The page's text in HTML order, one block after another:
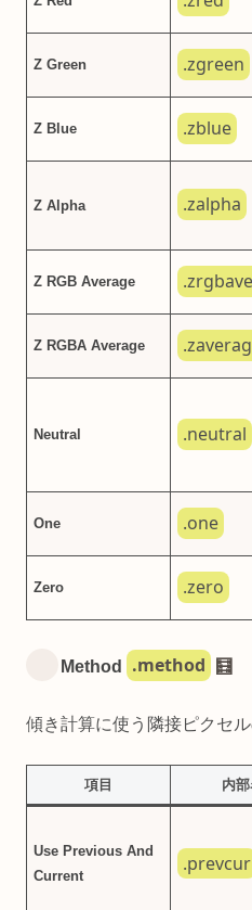
Z Green .zgreen
Z Blue .zblue
Z Alpha .zalpha
Z RGB Average
Z RGBA Average
Neutral .neutral
One .one
Zero .zero
Method .method 🧮
傾き計算に使う隣接ピクセ
項目 内部
Use Previous And
Current
.prevcur